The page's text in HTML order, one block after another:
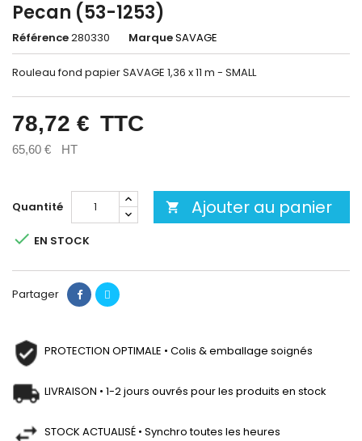
Pecan (53-1253)
Référence280330 MarqueSAVAGE
Rouleau fond papier SAVAGE 1,36 x 11 m - SMALL
78,72 € TTC
65,60 € HT
Quantité  Ajouter au panier
 EN STOCK
Partager
PROTECTION OPTIMALE • Colis & emballage soignés
LIVRAISON • 1-2 jours ouvrés pour les produits en stock
STOCK ACTUALISÉ • Synchro toutes les heures